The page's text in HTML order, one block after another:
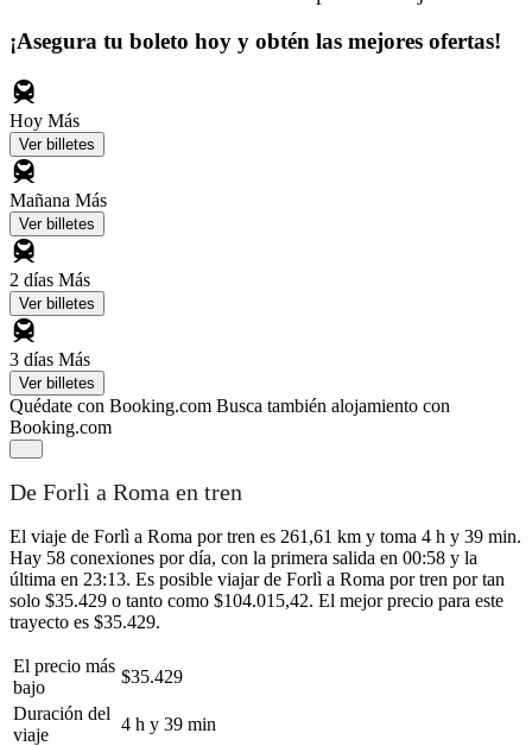
¡Asegura tu boleto hoy y obtén las mejores ofertas!
Hoy Más
Ver billetes
Mañana Más
Ver billetes
2 días Más
Ver billetes
3 días Más
Ver billetes
Quédate con Booking.com Busca también alojamiento con
Booking.com
De Forlì a Roma en tren
El viaje de Forlì a Roma por tren es 261,61 km y toma 4 h y 39 min.
Hay 58 conexiones por día, con la primera salida en 00:58 y la
última en 23:13. Es posible viajar de Forlì a Roma por tren por tan
solo $35.429 o tanto como $104.015,42. El mejor precio para este
trayecto es $35.429.
El precio más
bajo
$35.429
Duración del
viaje
4 h y 39 min